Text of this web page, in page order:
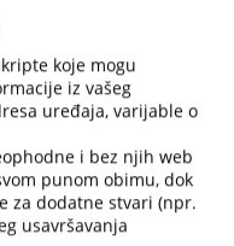
d.o.o. Zenica u
0 St 274553 26 Res
donio rješenje o
privremenoj mjeri u
26 Res
koje mogu
iz vašeg
uređaja, varijable o
i bez njih web
punom obimu, dok
za dodatne stvari (npr.
usavršavanja